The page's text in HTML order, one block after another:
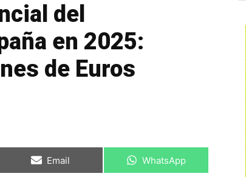
del
en 2025:
de Euros
C
Email C
WhatsApp